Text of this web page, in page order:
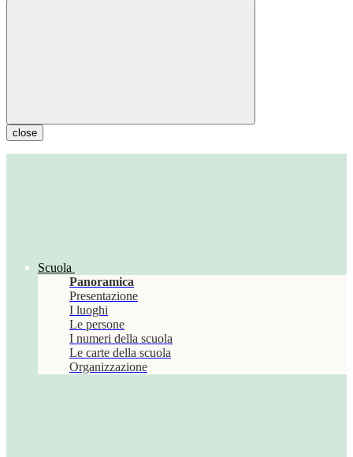
close
Scuola
Panoramica
Presentazione
I luoghi
Le persone
I numeri della scuola
Le carte della scuola
Organizzazione